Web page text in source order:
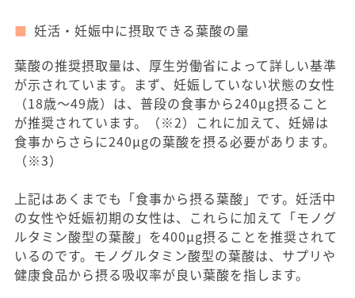
妊活・妊娠中に摂取できる葉酸の量
葉酸の推奨摂取量は、厚生労働省によって詳しい基準
が示されています。まず、妊娠していない状態の女性
（18歳〜49歳）は、普段の食事から240μg摂ること
が推奨されています。（※2）これに加えて、妊婦は
食事からさらに240μgの葉酸を摂る必要があります。
（※3）
上記はあくまでも「食事から摂る葉酸」です。妊活中
の女性や妊娠初期の女性は、これらに加えて「モノグ
ルタミン酸型の葉酸」を400μg摂ることを推奨されて
いるのです。モノグルタミン酸型の葉酸は、サプリや
健康食品から摂る吸収率が良い葉酸を指します。